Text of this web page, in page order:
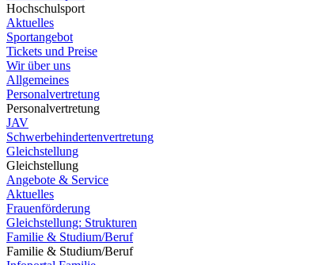
Hochschulsport
Aktuelles
Sportangebot
Tickets und Preise
Wir über uns
Allgemeines
Personalvertretung
Personalvertretung
JAV
Schwerbehindertenvertretung
Gleichstellung
Gleichstellung
Angebote & Service
Aktuelles
Frauenförderung
Gleichstellung: Strukturen
Familie & Studium/Beruf
Familie & Studium/Beruf